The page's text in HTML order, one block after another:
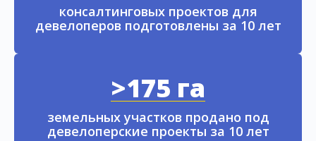
консалтинговых проектов для
девелоперов подготовлены за 10 лет
>175 га
земельных участков продано под
девелоперские проекты за 10 лет